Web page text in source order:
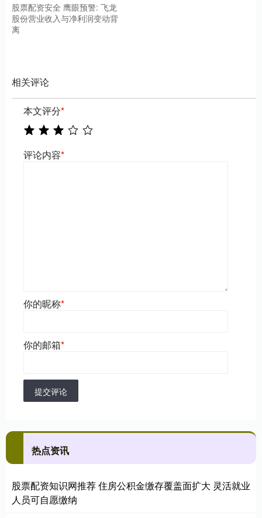
股票配资安全 鹰眼预警: 飞龙
股份营业收入与净利润变动背
离
相关评论
本文评分*
评论内容*
你的昵称*
你的邮箱*
提交评论
热点资讯
股票配资知识网推荐 住房公积金缴存覆盖面扩大 灵活就业
人员可自愿缴纳